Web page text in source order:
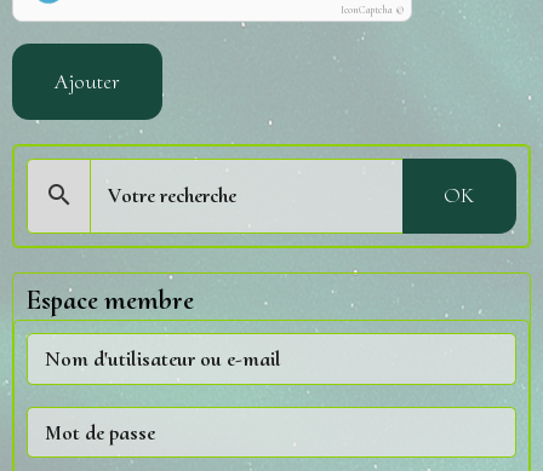
IconCaptcha ©
Ajouter
OK
Espace membre